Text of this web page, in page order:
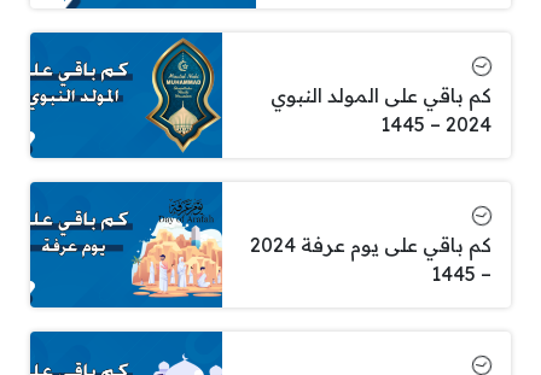
كم باقي على المولد النبوي
2024 – 1445
كم باقي على يوم عرفة 2024
– 1445